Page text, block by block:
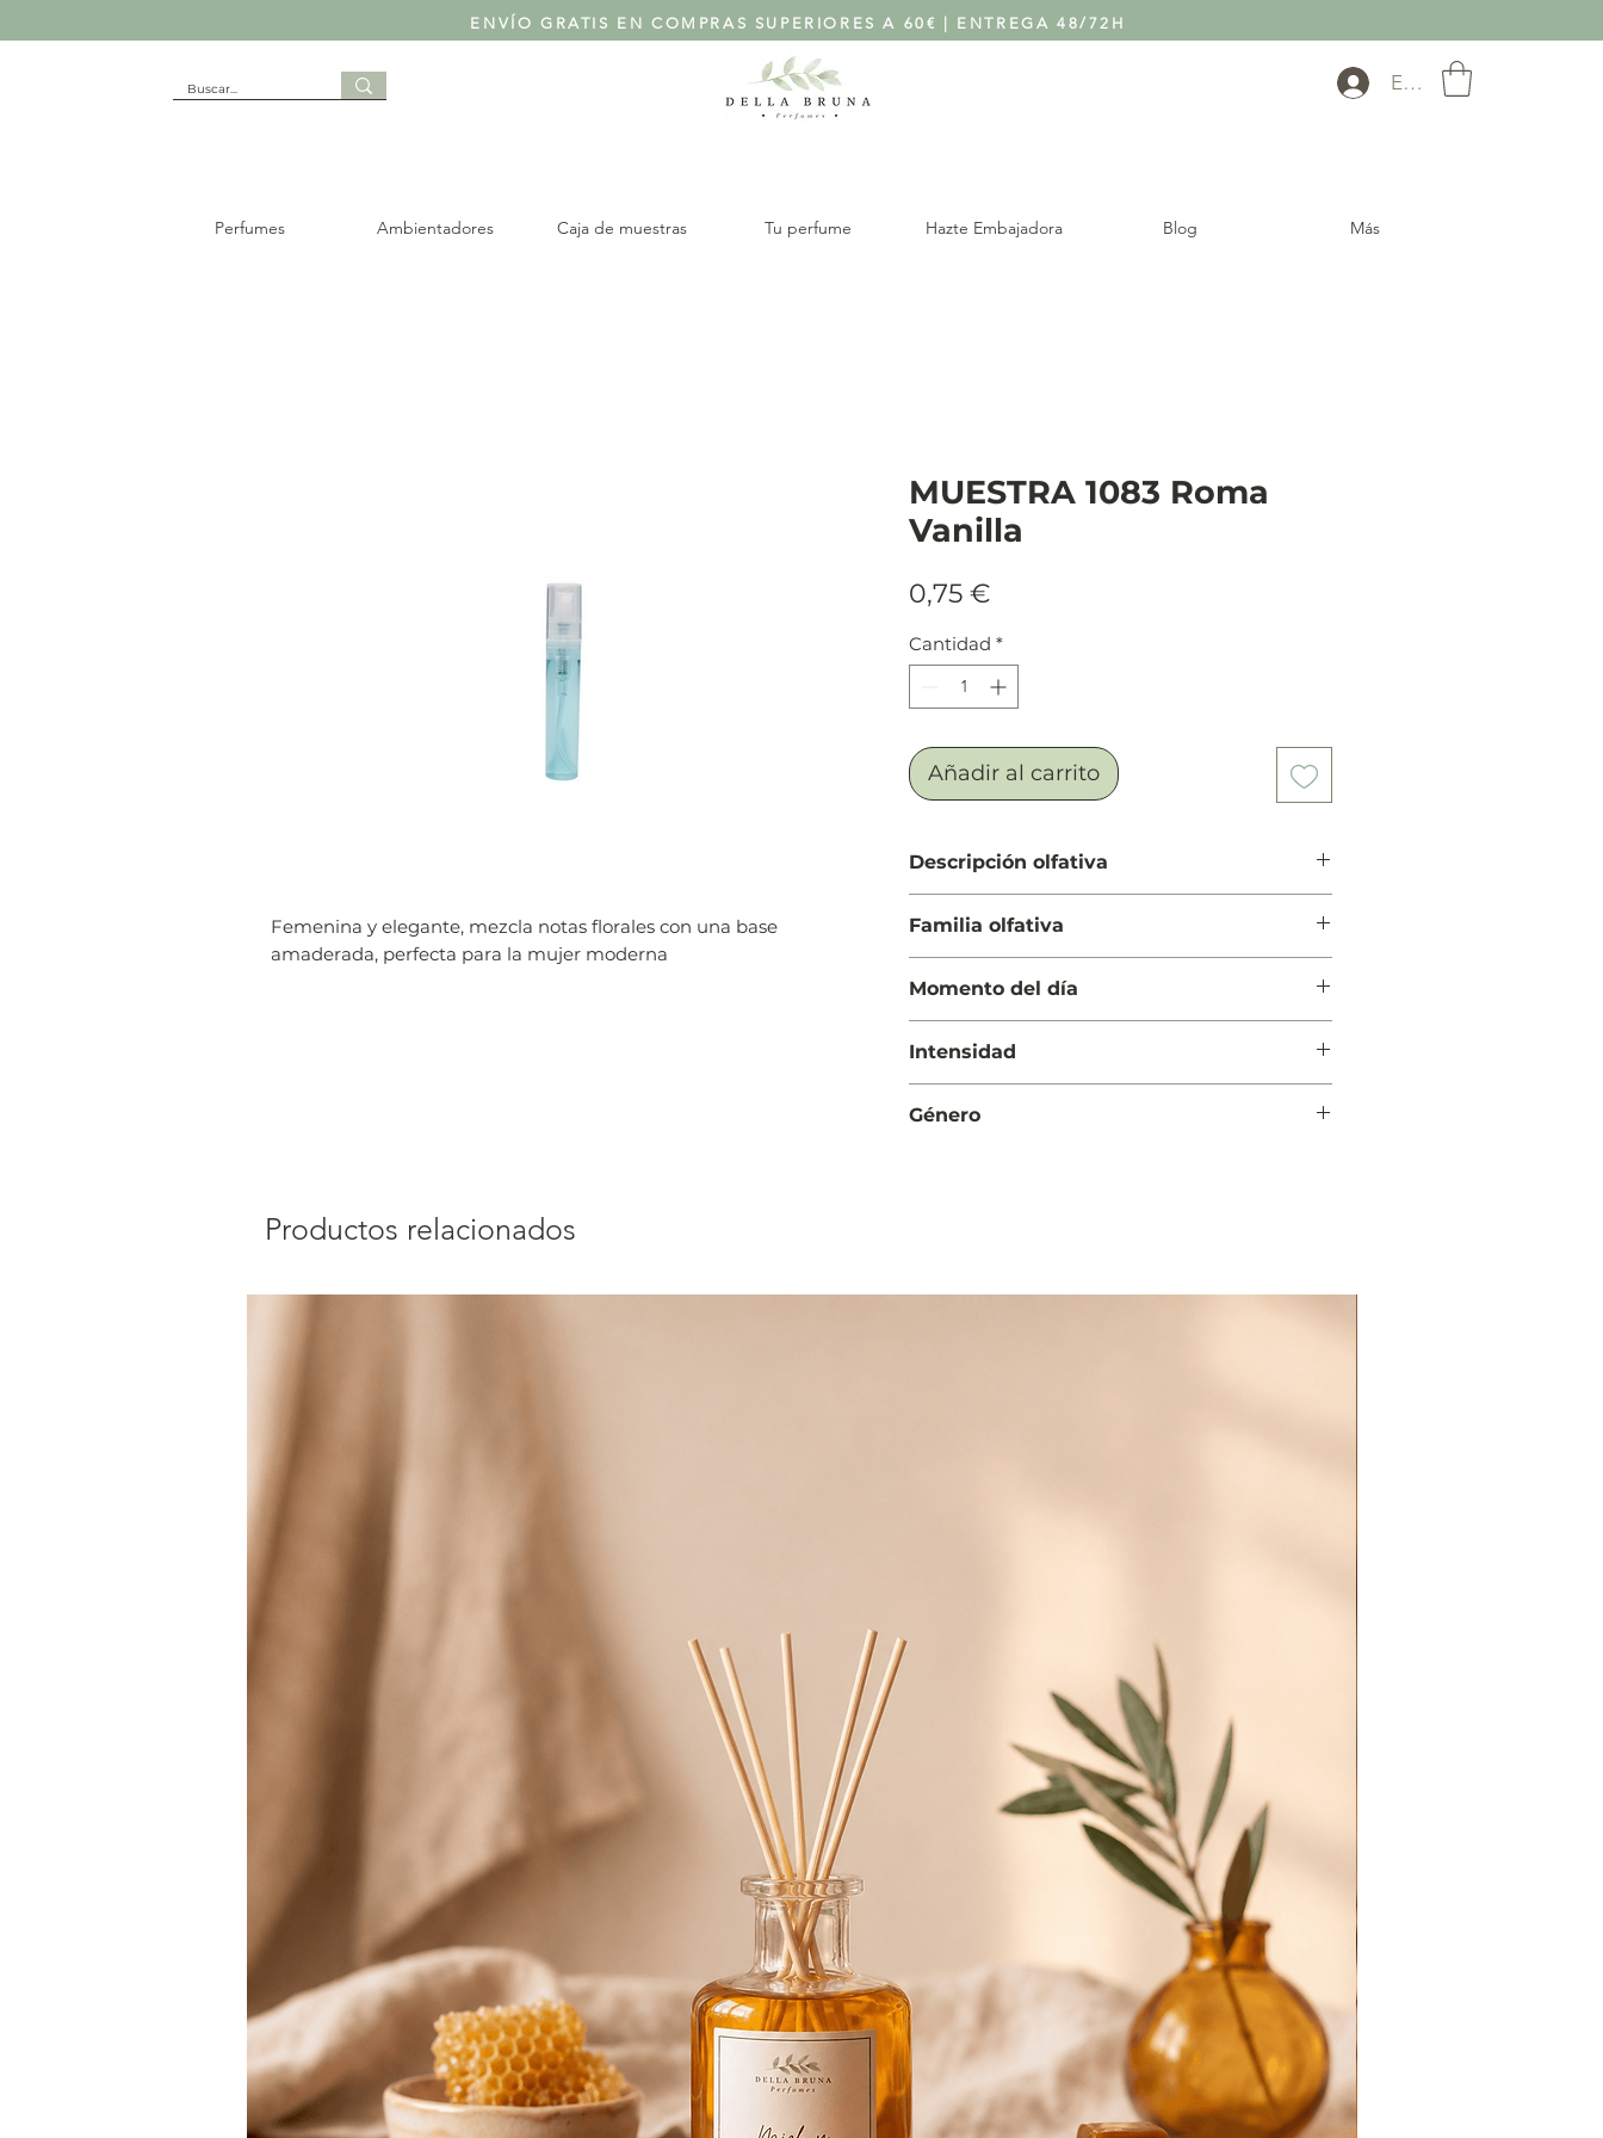
ENVÍO GRATIS EN COMPRAS SUPERIORES A 60€ | ENTREGA 48/72H
Entra
Perfumes Ambientadores Caja de muestras Tu perfume Hazte Embajadora Blog Más
Femenina y elegante, mezcla notas florales con una base
amaderada, perfecta para la mujer moderna
MUESTRA 1083 Roma
Vanilla
0,75 €
Cantidad *
Añadir al carrito
Descripción olfativa
bergamota
Cuerpo: Jazmín, jazmín sambac (sampaguita) y Té
del jazmín
Familia olfativa
Momento del día
Intensidad
Género
Productos relacionados